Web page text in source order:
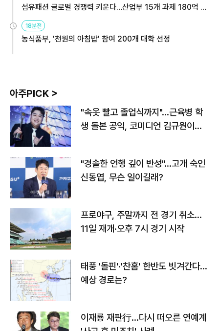
섬유패션 글로벌 경쟁력 키운다…산업부 15개 과제 180억 지
18분전
농식품부, '천원의 아침밥' 참여 200개 대학 선정
아주PICK >
"속옷 빨고 졸업식까지"…근육병 학
생 돌본 공익, 코미디언 김규원이었
"경솔한 언행 깊이 반성"…고개 숙인
신동엽, 무슨 일이길래?
프로야구, 주말까지 전 경기 취소…
11일 재개·오후 7시 경기 시작
태풍 '돌핀'·'찬홈' 한반도 빗겨간다…
예상 경로는?
이재룡 재판行…다시 떠오른 연예계